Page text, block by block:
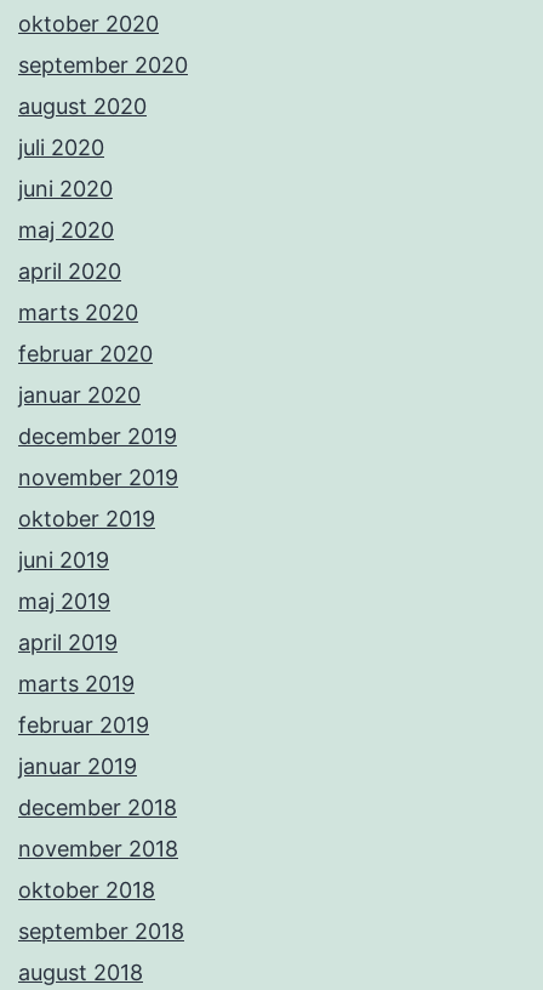
oktober 2020
september 2020
august 2020
juli 2020
juni 2020
maj 2020
april 2020
marts 2020
februar 2020
januar 2020
december 2019
november 2019
oktober 2019
juni 2019
maj 2019
april 2019
marts 2019
februar 2019
januar 2019
december 2018
november 2018
oktober 2018
september 2018
august 2018